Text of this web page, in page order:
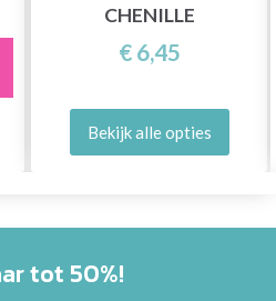
CHENILLE
€ 6,45
Bekijk alle opties
tot 50%!